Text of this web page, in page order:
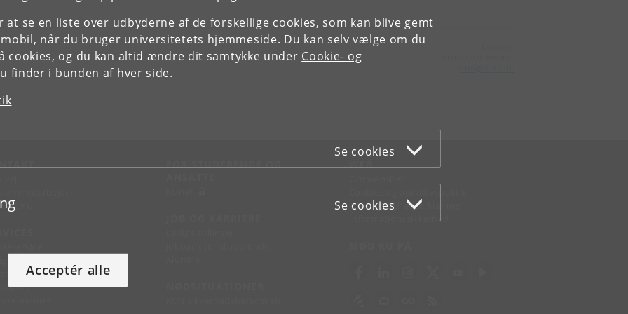
at se en liste over udbyderne af de forskellige cookies, som kan blive gemt
når du bruger universitetets hjemmeside. Du kan selv vælge om du
cookies, og du kan altid ændre dit samtykke under Cookie- og
finder i bunden af hver side.
Se cookies
Se cookies
Acceptér alle
KU
FOR STUDERENDE OG
JOB OG KARRIERE
WEB
Tilgængelighedserklæring
Informationssikkerhed